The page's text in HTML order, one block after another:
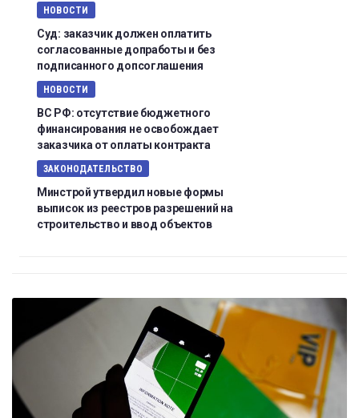
НОВОСТИ
Суд: заказчик должен оплатить
согласованные допработы и без
подписанного допсоглашения
НОВОСТИ
ВС РФ: отсутствие бюджетного
финансирования не освобождает
заказчика от оплаты контракта
ЗАКОНОДАТЕЛЬСТВО
Минстрой утвердил новые формы
выписок из реестров разрешений на
строительство и ввод объектов